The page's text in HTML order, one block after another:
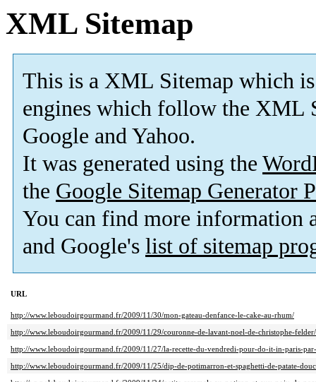
XML Sitemap
This is a XML Sitemap which is
engines which follow the XML
Google and Yahoo.
It was generated using the
the Google Sitemap Generator
You can find more information
and Google's list of sitemap
URL
http://www.leboudoirgourmand.fr/2009/11/30/mon-gateau-denfance-le-cake-au-rhum/
http://www.leboudoirgourmand.fr/2009/11/29/couronne-de-lavant-noel-de-christophe-felder/
http://www.leboudoirgourmand.fr/2009/11/27/la-recette-du-vendredi-pour-do-it-in-paris-
http://www.leboudoirgourmand.fr/2009/11/25/dip-de-potimarron-et-spaghetti-de-patate-